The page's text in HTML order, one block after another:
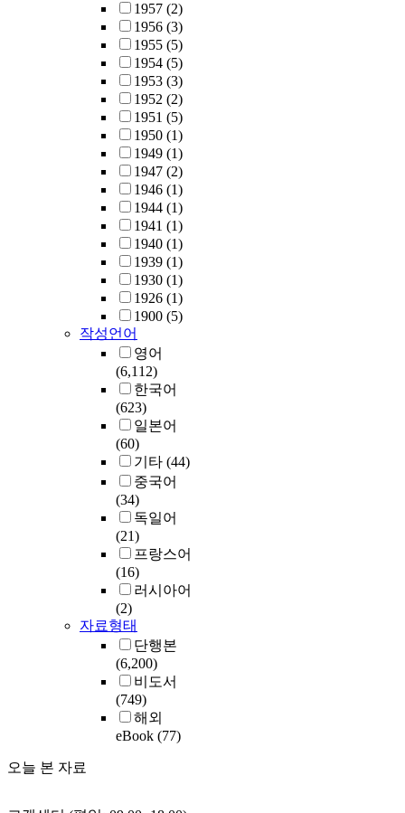
1957 (2)
1956 (3)
1955 (5)
1954 (5)
1953 (3)
1952 (2)
1951 (5)
1950 (1)
1949 (1)
1947 (2)
1946 (1)
1944 (1)
1941 (1)
1940 (1)
1939 (1)
1930 (1)
1926 (1)
1900 (5)
작성언어
영어
(6,112)
한국어
(623)
일본어
(60)
기타 (44)
중국어
(34)
독일어
(21)
프랑스어
(16)
러시아어
(2)
자료형태
단행본
(6,200)
비도서
(749)
해외
eBook (77)
오늘 본 자료